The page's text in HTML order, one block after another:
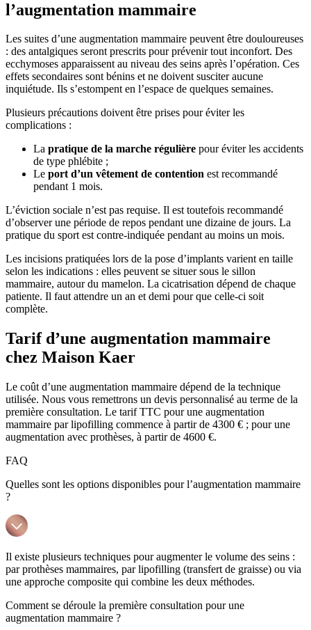
l’augmentation mammaire
Les suites d’une augmentation mammaire peuvent être douloureuses
: des antalgiques seront prescrits pour prévenir tout inconfort. Des
ecchymoses apparaissent au niveau des seins après l’opération. Ces
effets secondaires sont bénins et ne doivent susciter aucune
inquiétude. Ils s’estompent en l’espace de quelques semaines.
Plusieurs précautions doivent être prises pour éviter les
complications :
La pratique de la marche régulière pour éviter les accidents
de type phlébite ;
Le port d’un vêtement de contention est recommandé
pendant 1 mois.
L’éviction sociale n’est pas requise. Il est toutefois recommandé
d’observer une période de repos pendant une dizaine de jours. La
pratique du sport est contre-indiquée pendant au moins un mois.
Les incisions pratiquées lors de la pose d’implants varient en taille
selon les indications : elles peuvent se situer sous le sillon
mammaire, autour du mamelon. La cicatrisation dépend de chaque
patiente. Il faut attendre un an et demi pour que celle-ci soit
complète.
Tarif d’une augmentation mammaire
chez Maison Kaer
Le coût d’une augmentation mammaire dépend de la technique
utilisée. Nous vous remettrons un devis personnalisé au terme de la
première consultation. Le tarif TTC pour une augmentation
mammaire par lipofilling commence à partir de 4300 € ; pour une
augmentation avec prothèses, à partir de 4600 €.
FAQ
Quelles sont les options disponibles pour l’augmentation mammaire
?
Il existe plusieurs techniques pour augmenter le volume des seins :
par prothèses mammaires, par lipofilling (transfert de graisse) ou via
une approche composite qui combine les deux méthodes.
Comment se déroule la première consultation pour une
augmentation mammaire ?